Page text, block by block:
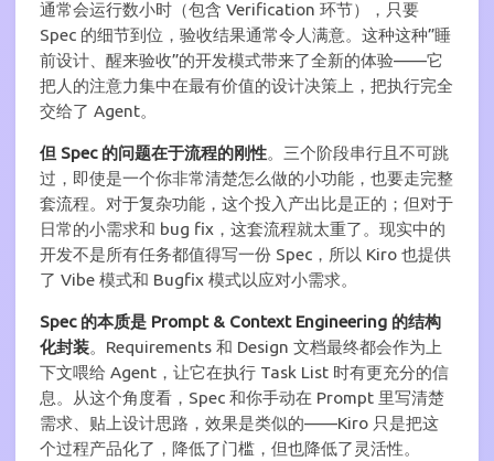
通常会运行数小时（包含 Verification 环节），只要
Spec 的细节到位，验收结果通常令人满意。这种这种”睡
前设计、醒来验收”的开发模式带来了全新的体验——它
把人的注意力集中在最有价值的设计决策上，把执行完全
交给了 Agent。
但 Spec 的问题在于流程的刚性。三个阶段串行且不可跳
过，即使是一个你非常清楚怎么做的小功能，也要走完整
套流程。对于复杂功能，这个投入产出比是正的；但对于
日常的小需求和 bug fix，这套流程就太重了。现实中的
开发不是所有任务都值得写一份 Spec，所以 Kiro 也提供
了 Vibe 模式和 Bugfix 模式以应对小需求。
Spec 的本质是 Prompt & Context Engineering 的结构
化封装。Requirements 和 Design 文档最终都会作为上
下文喂给 Agent，让它在执行 Task List 时有更充分的信
息。从这个角度看，Spec 和你手动在 Prompt 里写清楚
需求、贴上设计思路，效果是类似的——Kiro 只是把这
个过程产品化了，降低了门槛，但也降低了灵活性。